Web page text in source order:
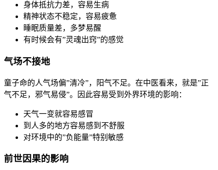
身体抵抗力差，容易生病
精神状态不稳定，容易疲惫
睡眠质量差，多梦易醒
有时候会有”灵魂出窍”的感觉
气场不接地
童子命的人气场偏”清冷”，阳气不足。在中医看来，就是”正
气不足，邪气易侵”。因此容易受到外界环境的影响：
天气一变就容易感冒
到人多的地方容易感到不舒服
对环境中的”负能量”特别敏感
前世因果的影响